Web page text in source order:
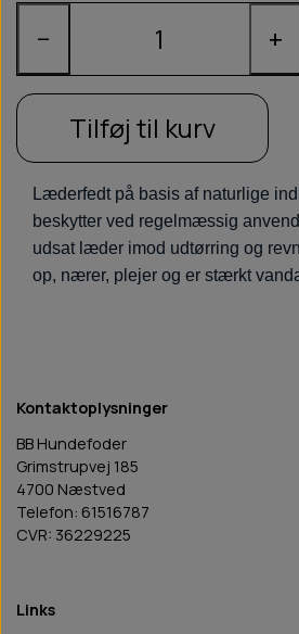
− +
Tilføj til kurv
Læderfedt på basis af naturlige
beskytter ved regelmæssig
udsat læder imod udtørring og
op, nærer, plejer og er stærkt
Kontaktoplysninger
BB Hundefoder
Grimstrupvej 185
4700 Næstved
Telefon: 61516787
CVR: 36229225
Links